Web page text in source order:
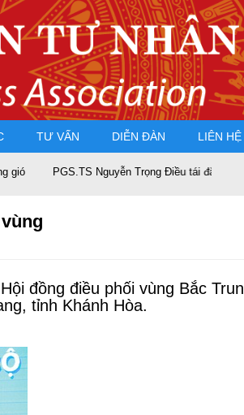
TƯ VẤN DIỄN ĐÀN LIÊN HỆ
Nguyễn Trọng Điều tái đắc cử Chủ tịch Hội
đồng điều phối vùng Bắc
tỉnh Khánh Hòa.